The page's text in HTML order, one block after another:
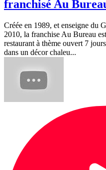
franchisé Au
Créée en 1989, et enseigne du
2010, la franchise Au Bureau
restaurant à thème ouvert 7
dans un décor chaleu...